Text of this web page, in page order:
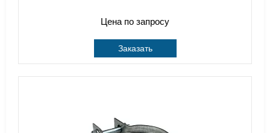
Цена по запросу
Заказать